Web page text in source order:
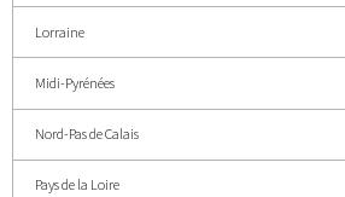
Lorraine
Midi-Pyrénées
Nord-Pas de Calais
Pays de la Loire